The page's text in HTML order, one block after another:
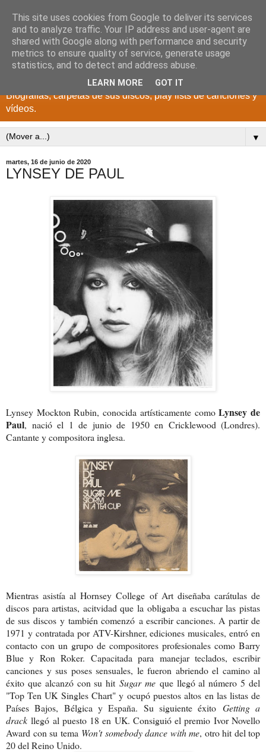
DISCOS PARA EL
RECUERDO
CANTANTES Y GRUPOS DE LOS AÑOS 1950 a 2022.
Biografías, carpetas de sus discos, play lists de canciones y
vídeos.
▼
martes, 16 de junio de 2020
LYNSEY DE PAUL
Lynsey Mockton Rubin, conocida artísticamente comoLynsey de
Paul, nació el 1 de junio de 1950 en Cricklewood (Londres).
Cantante y compositora inglesa.
Mientras asistía al Hornsey College of Art diseñaba carátulas de
discos para artistas, acitvidad que la obligaba a escuchar las pistas
de sus discos y también comenzó a escribir canciones. A partir de
1971 y contratada por ATV-Kirshner, ediciones musicales, entró en
contacto con un grupo de compositores profesionales como Barry
Blue y Ron Roker. Capacitada para manejar teclados, escribir
canciones y sus poses sensuales, le fueron abriendo el camino al
éxito que alcanzó con su hitSugar meque llegó al número 5 del
"Top Ten UK Singles Chart" y ocupó puestos altos en las listas de
Países Bajos, Bélgica y España. Su siguiente éxito Getting a
drackllegó al puesto 18 en UK. Consiguió el premio Ivor Novello
Award con su tema Won't somebody dance with me, otro hit del top
20 del Reino Unido.
This site uses cookies from Google to deliver its services
and to analyze traffic. Your IP address and user-agent are
shared with Google along with performance and security
metrics to ensure quality of service, generate usage
statistics, and to detect and address abuse.
LEARN MORE GOT IT